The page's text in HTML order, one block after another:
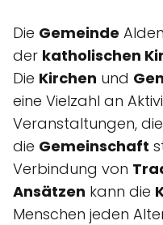
Die Gemeinde
der katholischen
Die Kirchen und
eine Vielzahl an
Veranstaltungen,
die Gemeinschaft
Verbindung von
Ansätzen kann die
Menschen jeden